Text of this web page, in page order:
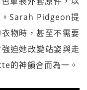
Sarah Pidgeon提
物時，甚至不需要
迫她改變站姿與走
的神韻合而為一。